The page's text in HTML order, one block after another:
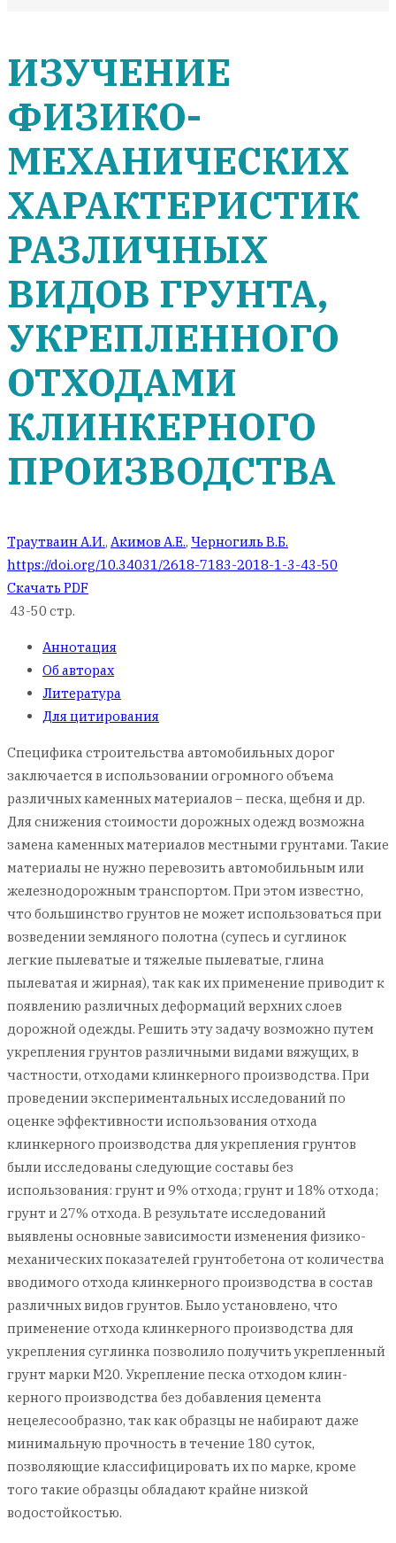
ИЗУЧЕНИЕ
ФИЗИКО-
МЕХАНИЧЕСКИХ
ХАРАКТЕРИСТИК
РАЗЛИЧНЫХ
ВИДОВ ГРУНТА,
УКРЕПЛЕННОГО
ОТХОДАМИ
КЛИНКЕРНОГО
ПРОИЗВОДСТВА
Траутваин А.И., Акимов А.Е., Черногиль В.Б.
https://doi.org/10.34031/2618-7183-2018-1-3-43-50
Скачать PDF
43-50 стр.
Аннотация
Об авторах
Литература
Для цитирования
Специфика строительства автомобильных дорог
заключается в использовании огромного объема
различных каменных материалов – песка, щебня и др.
Для снижения стоимости дорожных одежд возможна
замена каменных материалов местными грунтами. Такие
материалы не нужно перевозить автомобильным или
железнодорожным транспортом. При этом известно,
что большинство грунтов не может использоваться при
возведении земляного полотна (супесь и суглинок
легкие пылеватые и тяжелые пылеватые, глина
пылеватая и жирная), так как их применение приводит к
появлению различных деформаций верхних слоев
дорожной одежды. Решить эту задачу возможно путем
укрепления грунтов различными видами вяжущих, в
частности, отходами клинкерного производства. При
проведении экспериментальных исследований по
оценке эффективности использования отхода
клинкерного производства для укрепления грунтов
были исследованы следующие составы без
использования: грунт и 9% отхода; грунт и 18% отхода;
грунт и 27% отхода. В результате исследований
выявлены основные зависимости изменения физико-
механических показателей грунтобетона от количества
вводимого отхода клинкерного производства в состав
различных видов грунтов. Было установлено, что
применение отхода клинкерного производства для
укрепления суглинка позволило получить укрепленный
грунт марки М20. Укрепление песка отходом клин-
керного производства без добавления цемента
нецелесообразно, так как образцы не набирают даже
минимальную прочность в течение 180 суток,
позволяющие классифицировать их по марке, кроме
того такие образцы обладают крайне низкой
водостойкостью.